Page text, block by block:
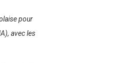
pour
avec les